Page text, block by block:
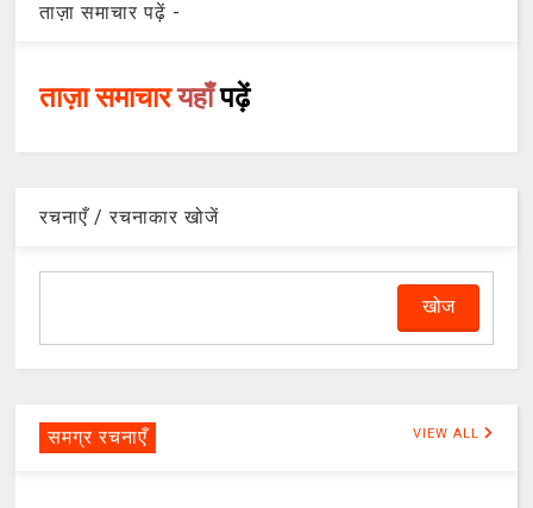
ताज़ा समाचार पढ़ें -
ताज़ा समाचारयहाँपढ़ें
रचनाएँ / रचनाकार खोजें
समग्र रचनाएँ VIEW ALL